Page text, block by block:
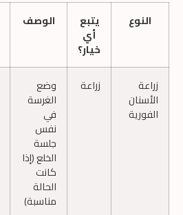
النوع يتبع
أي
خيار؟
الوصف
زراعة
الأسنان
الفورية
زراعة وضع
الغرسة
في
نفس
جلسة
الخلع (إذا
كانت
الحالة
مناسبة)